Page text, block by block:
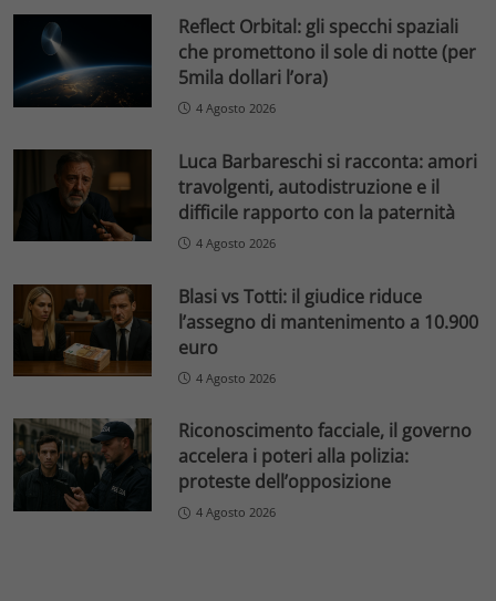
Reflect Orbital: gli specchi spaziali
che promettono il sole di notte (per
5mila dollari l’ora)
4 Agosto 2026
Luca Barbareschi si racconta: amori
travolgenti, autodistruzione e il
difficile rapporto con la paternità
4 Agosto 2026
Blasi vs Totti: il giudice riduce
l’assegno di mantenimento a 10.900
euro
4 Agosto 2026
Riconoscimento facciale, il governo
accelera i poteri alla polizia:
proteste dell’opposizione
4 Agosto 2026